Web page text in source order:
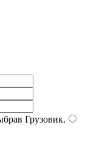
Грузовик.